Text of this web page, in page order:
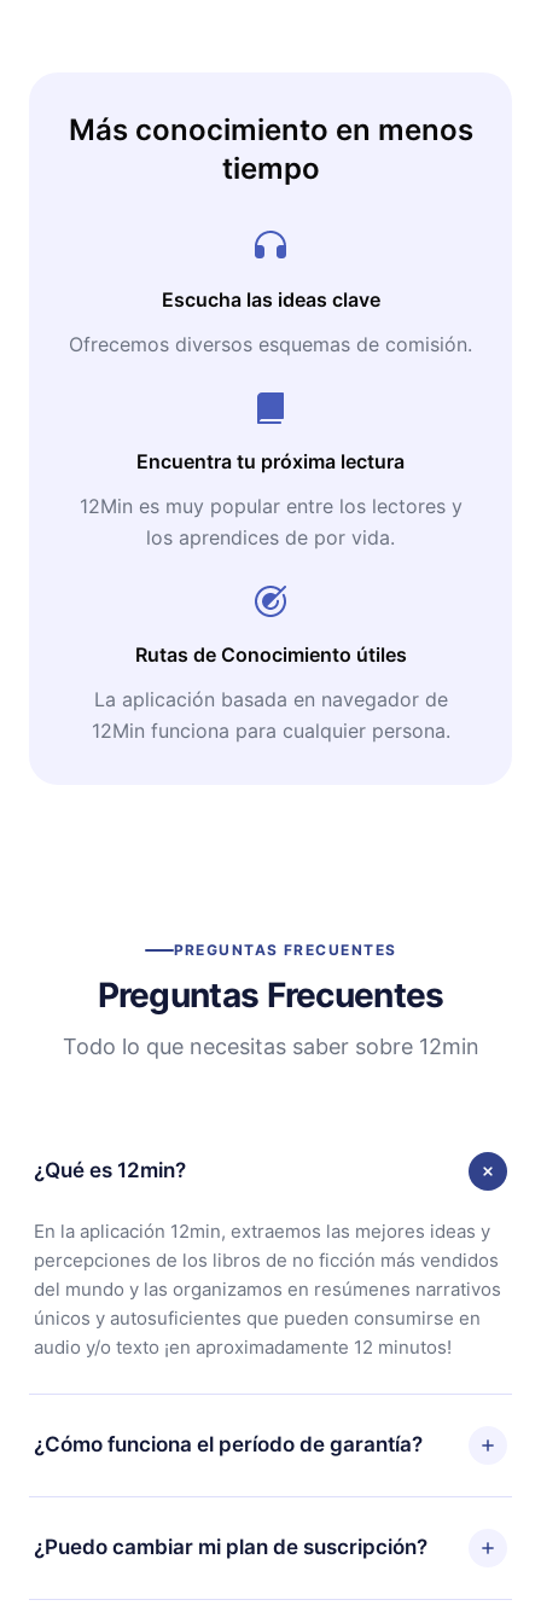
Más conocimiento en menos
tiempo
Escucha las ideas clave
Ofrecemos diversos esquemas de comisión.
Encuentra tu próxima lectura
12Min es muy popular entre los lectores y
los aprendices de por vida.
Rutas de Conocimiento útiles
La aplicación basada en navegador de
12Min funciona para cualquier persona.
PREGUNTAS FRECUENTES
Preguntas Frecuentes
Todo lo que necesitas saber sobre 12min
¿Qué es 12min?
En la aplicación 12min, extraemos las mejores ideas y
percepciones de los libros de no ficción más vendidos
del mundo y las organizamos en resúmenes narrativos
únicos y autosuficientes que pueden consumirse en
audio y/o texto ¡en aproximadamente 12 minutos!
¿Cómo funciona el período de garantía?
Puedes descargar nuestra aplicación y comenzar a
disfrutar de nuestra biblioteca. Si por alguna razón no
estás satisfecho con nuestra plataforma, simplemente
¿Puedo cambiar mi plan de suscripción?
Sí, pero el cambio solo se aplicará a partir del próximo